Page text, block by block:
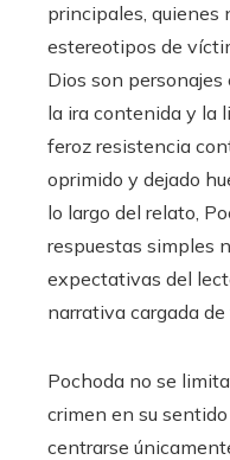
principales, quienes
estereotipos de
Dios son
la ira contenida y la
feroz resistencia
oprimido y dejado
lo largo del relato,
respuestas simples
expectativas del
narrativa cargada
Pochoda no se
crimen en su
centrarse